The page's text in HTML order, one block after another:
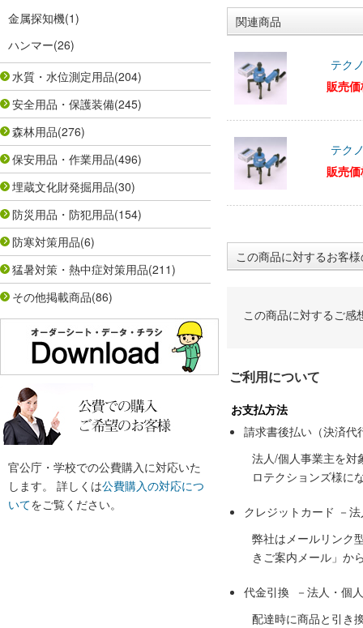
金属探知機(1)
ハンマー(26)
水質・水位測定用品(204)
安全用品・保護装備(245)
森林用品(276)
保安用品・作業用品(496)
埋蔵文化財発掘用品(30)
防災用品・防犯用品(154)
防寒対策用品(6)
猛暑対策・熱中症対策用品(211)
その他掲載商品(86)
官公庁・学校での公費購入に対応いた
します。 詳しくは公費購入の対応につ
いてをご覧ください。
関連商品
テク
販売
テク
販売
この商品に対するお客
この商品に対するご感
ご利用について
お支払方法
請求書後払い（決済代
法人/個人事業主を対
ロテクションズ様に
クレジットカード －
弊社はメールリンク
きご案内メール」か
代金引換 －法人・個
配達時に商品と引き